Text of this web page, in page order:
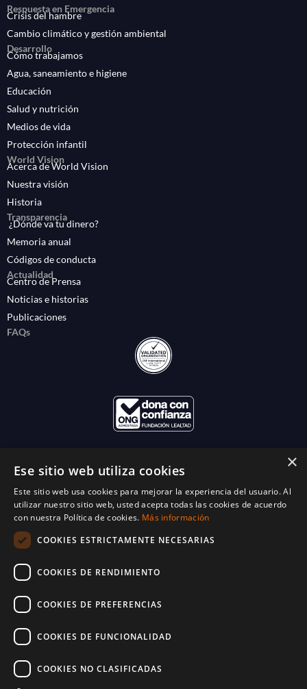
Respuesta en Emergencia
Crisis del hambre
Cambio climático y gestión ambiental
Desarrollo
Cómo trabajamos
Agua, saneamiento e higiene
Educación
Salud y nutrición
Medios de vida
Protección infantil
World Vision
Acerca de World Vision
Nuestra visión
Historia
Transparencia
¿Dónde va tu dinero?
Memoria anual
Códigos de conducta
Actualidad
Centro de Prensa
Noticias e historias
Publicaciones
FAQs
© 2025 World Vision España. Reservados todos los derechos. Inscritos en el
×
Ese sitio web utiliza cookies
Este sitio web usa cookies para mejorar la experiencia del usuario. Al
utilizar nuestro sitio web, usted acepta todas las cookies de acuerdo
con nuestra Política de cookies. Más información
COOKIES ESTRICTAMENTE NECESARIAS
COOKIES DE RENDIMIENTO
COOKIES DE PREFERENCIAS
COOKIES DE FUNCIONALIDAD
COOKIES NO CLASIFICADAS